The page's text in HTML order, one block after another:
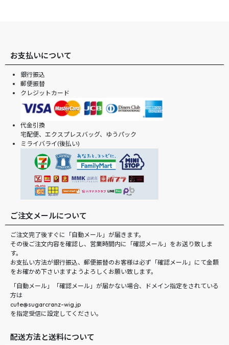
お支払いについて
銀行振込
郵便振替
クレジットカード
代金引換
宅配便、エクスプレスバッグ、ゆうパック
ミライバライ(後払い)
ご注文メールについて
ご注文完了後すぐに「自動メール」が届きます。
その後ご注文内容を確認し、営業時間内に「確認メール」をお送り致しま
す。
お支払い方法が銀行振込、郵便振替のお客様は必ず「確認メール」にて金額
をお確かめ下さいますようよろしくお願い致します。
「自動メール」「確認メール」が届かない場合、ドメイン指定をされている
方は
cute@sugarcranz-wig.jp
を指定受信に設定してください。
配送方法と送料について